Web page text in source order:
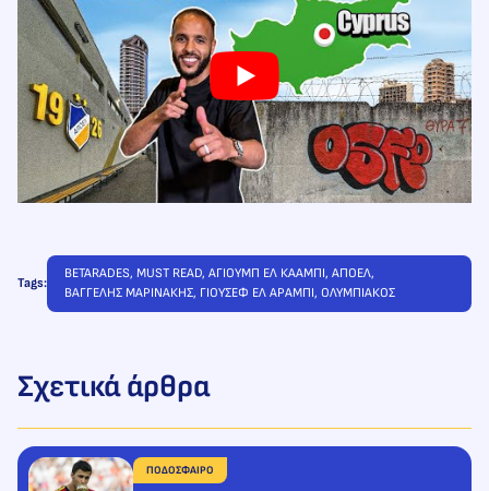
Tags:
BETARADES, MUST READ, ΑΓΙΟΥΜΠ ΕΛ ΚΑΑΜΠΙ, ΑΠΟΕΛ
ΒΑΓΓΕΛΗΣ ΜΑΡΙΝΑΚΗΣ, ΓΙΟΥΣΕΦ ΕΛ ΑΡΑΜΠΙ, ΟΛΥΜΠΙΑΚΟΣ
Σχετικά άρθρα
ΠΟΔΟΣΦΑΙΡΟ